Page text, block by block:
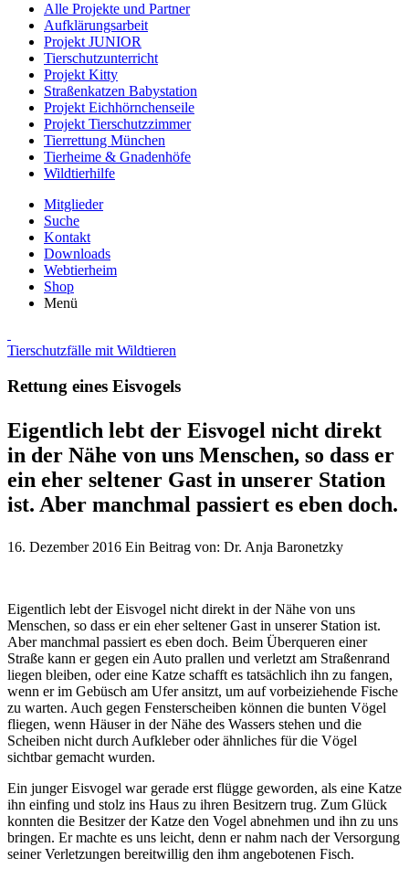
Alle Projekte und Partner
Aufklärungsarbeit
Projekt JUNIOR
Tierschutzunterricht
Projekt Kitty
Straßenkatzen Babystation
Projekt Eichhörnchenseile
Projekt Tierschutzzimmer
Tierrettung München
Tierheime & Gnadenhöfe
Wildtierhilfe
Mitglieder
Suche
Kontakt
Downloads
Webtierheim
Shop
Menü
Tierschutzfälle mit Wildtieren
Rettung eines Eisvogels
Eigentlich lebt der Eisvogel nicht direkt
in der Nähe von uns Menschen, so dass er
ein eher seltener Gast in unserer Station
ist. Aber manchmal passiert es eben doch.
16. Dezember 2016 Ein Beitrag von: Dr. Anja Baronetzky
Eigentlich lebt der Eisvogel nicht direkt in der Nähe von uns
Menschen, so dass er ein eher seltener Gast in unserer Station ist.
Aber manchmal passiert es eben doch. Beim Überqueren einer
Straße kann er gegen ein Auto prallen und verletzt am Straßenrand
liegen bleiben, oder eine Katze schafft es tatsächlich ihn zu fangen,
wenn er im Gebüsch am Ufer ansitzt, um auf vorbeiziehende Fische
zu warten. Auch gegen Fensterscheiben können die bunten Vögel
fliegen, wenn Häuser in der Nähe des Wassers stehen und die
Scheiben nicht durch Aufkleber oder ähnliches für die Vögel
sichtbar gemacht wurden.
Ein junger Eisvogel war gerade erst flügge geworden, als eine Katze
ihn einfing und stolz ins Haus zu ihren Besitzern trug. Zum Glück
konnten die Besitzer der Katze den Vogel abnehmen und ihn zu uns
bringen. Er machte es uns leicht, denn er nahm nach der Versorgung
seiner Verletzungen bereitwillig den ihm angebotenen Fisch.